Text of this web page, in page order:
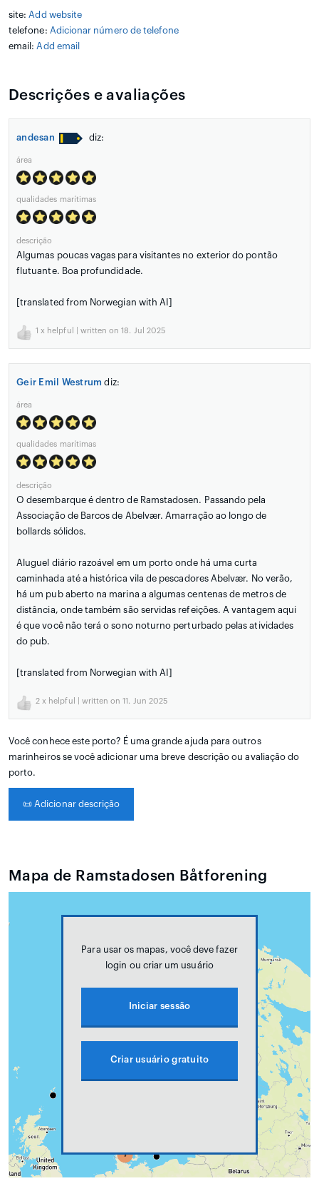
site: Add website
telefone: Adicionar número de telefone
email: Add email
Descrições e avaliações
andesan diz:
área
qualidades marítimas
descrição
Algumas poucas vagas para visitantes no exterior do pontão
flutuante. Boa profundidade.
[translated from Norwegian with AI]
1 x helpful | written on 18. Jul 2025
Geir Emil Westrum diz:
área
qualidades marítimas
descrição
O desembarque é dentro de Ramstadosen. Passando pela
Associação de Barcos de Abelvær. Amarração ao longo de
bollards sólidos.
Aluguel diário razoável em um porto onde há uma curta
caminhada até a histórica vila de pescadores Abelvær. No verão,
há um pub aberto na marina a algumas centenas de metros de
distância, onde também são servidas refeições. A vantagem aqui
é que você não terá o sono noturno perturbado pelas atividades
do pub.
[translated from Norwegian with AI]
2 x helpful | written on 11. Jun 2025
Você conhece este porto? É uma grande ajuda para outros
marinheiros se você adicionar uma breve descrição ou avaliação do
porto.
📜 Adicionar descrição
Mapa de Ramstadosen Båtforening
Para usar os mapas, você deve fazer
login ou criar um usuário
Iniciar sessão
Criar usuário gratuito